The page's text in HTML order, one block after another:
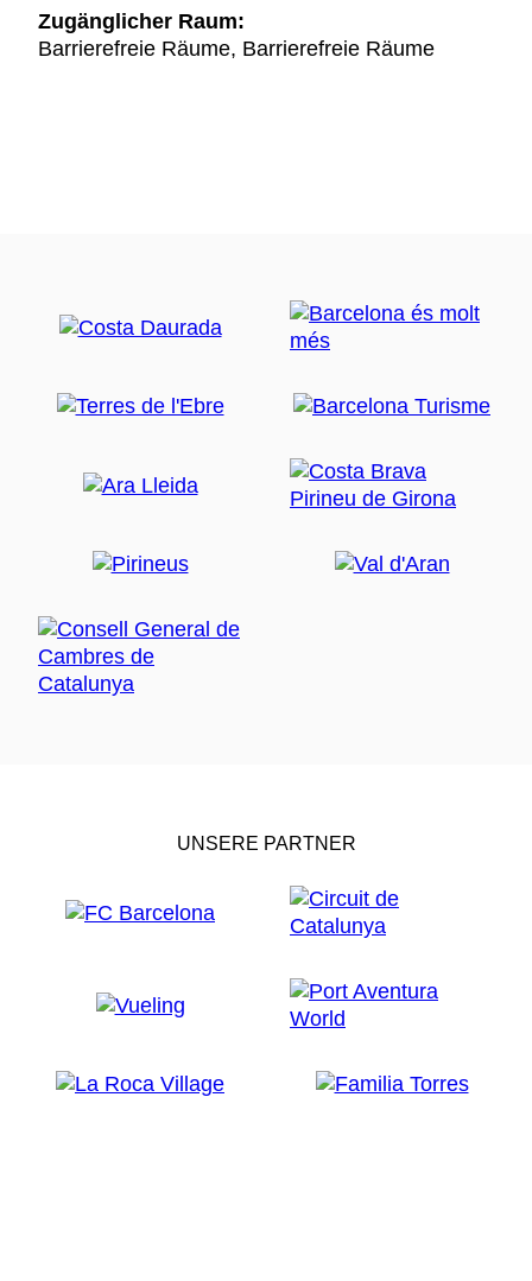
Zugänglicher Raum:
Barrierefreie Räume, Barrierefreie Räume
UNSERE PARTNER